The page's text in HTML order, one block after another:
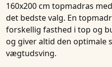
160x200 cm topmadras
det bedste valg. En
forskellig fasthed i top og
og giver altid den optimale
vægtudsving.